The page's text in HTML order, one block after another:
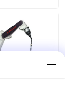
numérique